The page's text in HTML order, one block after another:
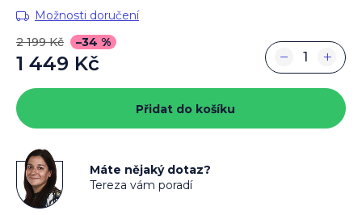
Možnosti doručení
2 199 Kč
–34 %
1 449 Kč
cena:
+
−
Přidat do košíku
Máte nějaký dotaz?
Tereza vám poradí